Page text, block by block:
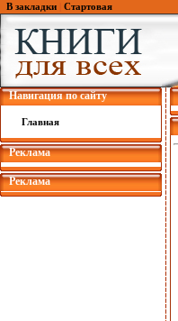
В закладки Стартовая
Навигация по сайту
Главная
Реклама
Реклама